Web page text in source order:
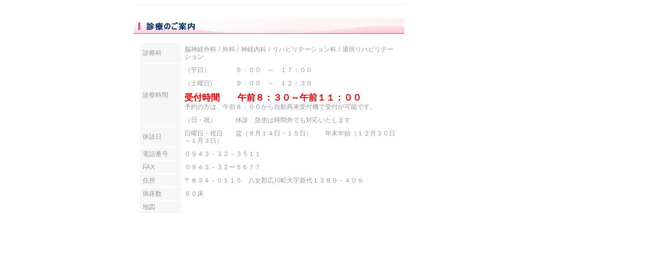
診療科
脳神経外科 / 外科 / 神経内科 / リハビリテーション科 / 通所リハビリテー
ション
診察時間
（平日）
９：００ ～ １７：００
（土曜日)
９：００ ～ １２：３０
受付時間 午前８：３０～午前１１：００
予約の方は、午前８：００から自動再来受付機で受付が可能です。
（日・祝）
休診 急患は時間外でも対応いたします
休診日
日曜日・祝日 盆（８月１４日・１５日） 年末年始（１２月３０日
～１月３日）
電話番号
０９４３－３２－３５１１
FAX
０９４３－３２ー５６７７
住所
〒８３４－０１１５ 八女郡広川町大字新代１３８９－４０９
病床数
６０床
地図